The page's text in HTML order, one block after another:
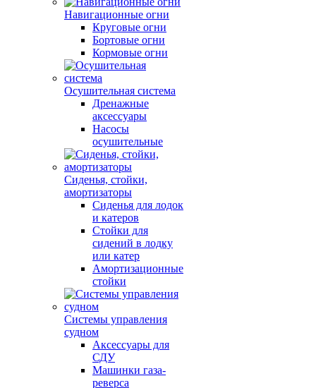
Навигационные огни
Круговые огни
Бортовые огни
Кормовые огни
Осушительная система
Дренажные
аксессуары
Насосы
осушительные
Сиденья, стойки,
амортизаторы
Сиденья для лодок
и катеров
Стойки для
сидений в лодку
или катер
Амортизационные
стойки
Системы управления
судном
Аксессуары для
СДУ
Машинки газа-
реверса